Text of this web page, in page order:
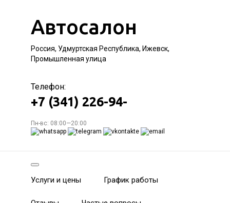
Автосалон
Россия, Удмуртская Республика, Ижевск,
Промышленная улица
Телефон:
+7 (341) 226-94-
Пн-вс: 08:00—20:00
Услуги и цены График работы